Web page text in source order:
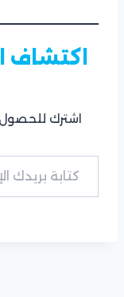
اكتشاف
اشترك
كتابة بريدك الإلكتروني...